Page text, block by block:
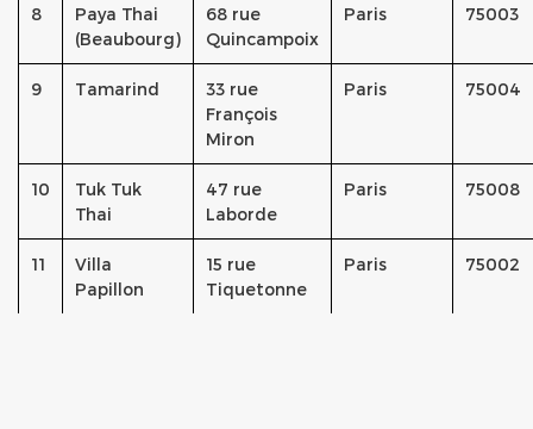
8
Paya Thai
(Beaubourg)
68 rue
Quincampoix
Paris 75003
9 Tamarind
33 rue
François
Miron
Paris 75004
10
Tuk Tuk
Thai
47 rue
Laborde
Paris 75008
11
Villa
Papillon
15 rue
Tiquetonne
Paris 75002